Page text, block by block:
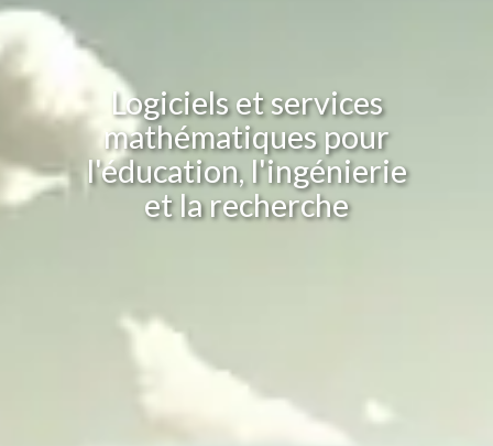
Logiciels et services
mathématiques pour
l'éducation, l'ingénierie
et la recherche